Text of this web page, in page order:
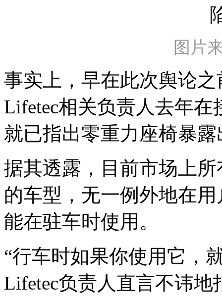
图片
事实上，早在此次舆论
Lifetec相关负责人去年
就已指出零重力座椅暴
据其透露，目前市场上
的车型，无一例外地在
能在驻车时使用。
“行车时如果你使用它，
Lifetec负责人直言不讳